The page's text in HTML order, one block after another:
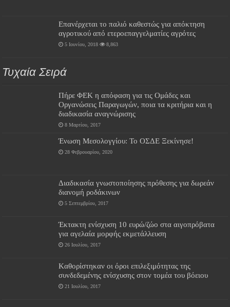
Επανέρχεται το παλιό καθεστώς για απόκτηση
αγροτικού από ετεροεπαγγελματίες αγρότες
5 Ιουνίου, 2018 8,863
Τυχαία Σειρά
Πήρε ΦΕΚ η απόφαση για τις Ομάδες και
Οργανώσεις Παραγωγών, ποια τα κριτήρια και η
διαδικασία αναγνώρισης
8 Μαρτίου, 2017
Ένωση Μεσολογγίου: Το ΟΣΔΕ Ξεκίνησε!
28 Φεβρουαρίου, 2020
Διαδικασία γνωστοποίησης πρόθεσης για δωρεάν
διανομή ροδάκινων
5 Σεπτεμβρίου, 2017
Έκτακτη ενίσχυση 10 ευρώ/ζώο στα αιγοπρόβατα
για αγελαία μορφής εκμετάλλευση
26 Ιουλίου, 2017
Kαθορίστηκαν οι όροι επιλεξιμότητας της
συνδεδεμένης ενίσχυσης στον τομέα του βόειου
21 Ιουλίου, 2017